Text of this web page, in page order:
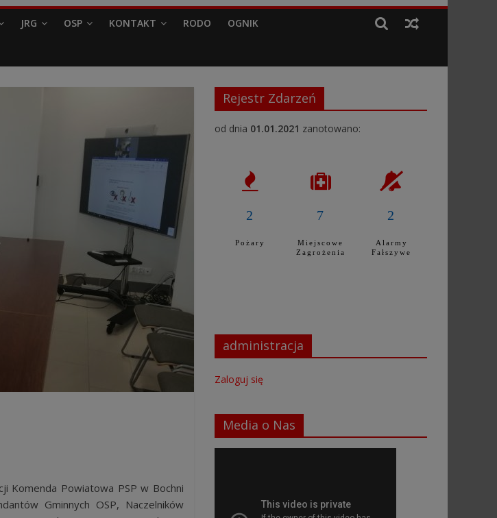
JRG OSP KONTAKT RODO OGNIK
Komenda Powiatowa PSP w Bochni
Gminnych OSP, Naczelników
Rejestr Zdarzeń
od dnia 01.01.2021 zanotowano:
2
Pożary
7
Miejscowe
Zagrożenia
2
Alarmy
Fałszywe
administracja
Zaloguj się
Media o Nas